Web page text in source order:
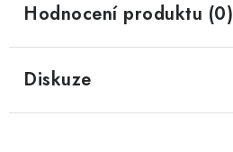
Hodnocení produktu (0)
Diskuze